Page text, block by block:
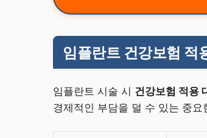
임플란트 건강보험 적
임플란트 시술 시 건강보험 적용
경제적인 부담을 덜 수 있는 중요